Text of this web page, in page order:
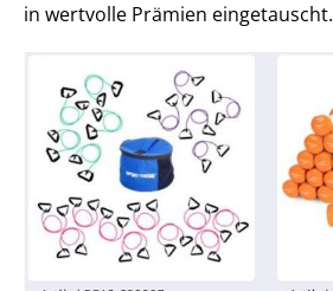
in wertvolle Prämien eingetauscht.